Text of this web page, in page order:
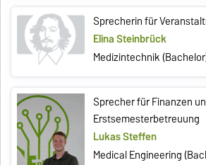
Sprecherin für
Elina Steinbrück
Medizintechnik
Sprecher für Finanzen
Erstsemesterbetreuung
Lukas Steffen
Medical Engineering